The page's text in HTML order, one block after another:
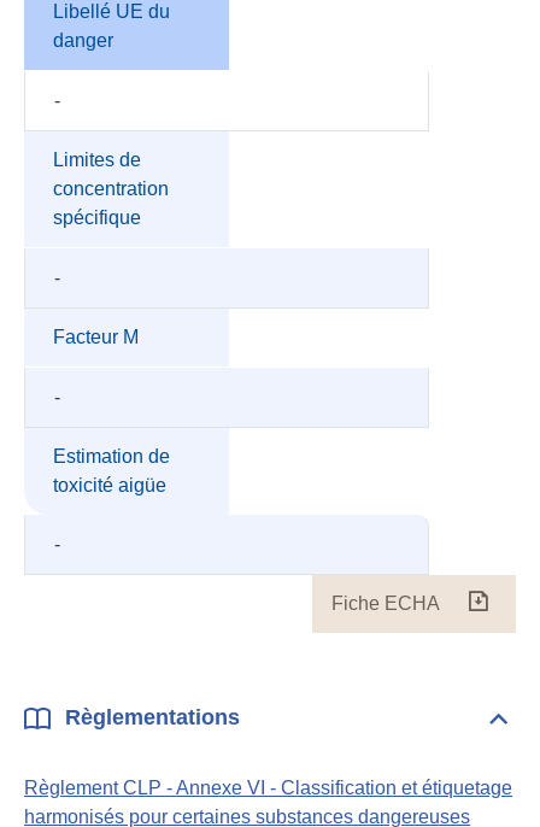
Libellé UE du
danger
-
Limites de
concentration
spécifique
-
Facteur M
-
Estimation de
toxicité aigüe
-
Fiche ECHA
Règlementations
Règlement CLP - Annexe VI - Classification et étiquetage
harmonisés pour certaines substances dangereuses